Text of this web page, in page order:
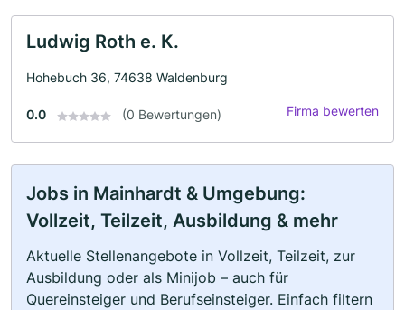
Ludwig Roth e. K.
Hohebuch 36, 74638 Waldenburg
0.0 (0 Bewertungen) Firma bewerten
Jobs in Mainhardt & Umgebung:
Vollzeit, Teilzeit, Ausbildung & mehr
Aktuelle Stellenangebote in Vollzeit, Teilzeit, zur
Ausbildung oder als Minijob – auch für
Quereinsteiger und Berufseinsteiger. Einfach filtern